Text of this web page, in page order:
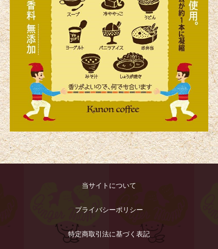
当サイトについて
プライバシーポリシー
特定商取引法に基づく表記